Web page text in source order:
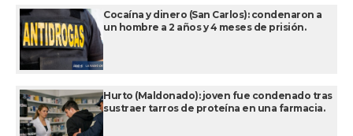
Cocaína y dinero (San Carlos): condenaron a
un hombre a 2 años y 4 meses de prisión.
Hurto (Maldonado): joven fue condenado tras
sustraer tarros de proteína en una farmacia.